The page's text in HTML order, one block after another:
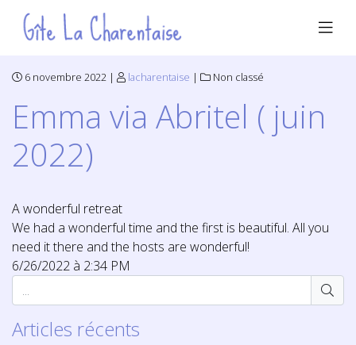
6 novembre 2022 | lacharentaise | Non classé
Emma via Abritel ( juin
2022)
A wonderful retreat
We had a wonderful time and the first is beautiful. All you
need it there and the hosts are wonderful!
6/26/2022 à 2:34 PM
Articles récents